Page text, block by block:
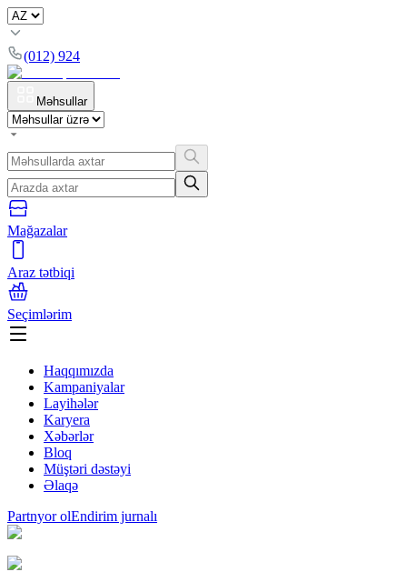
(012) 924
Məhsullar
Mağazalar
Araz tətbiqi
Seçimlərim
Haqqımızda
Kampaniyalar
Layihələr
Karyera
Xəbərlər
Bloq
Müştəri dəstəyi
Əlaqə
Partnyor olEndirim jurnalı